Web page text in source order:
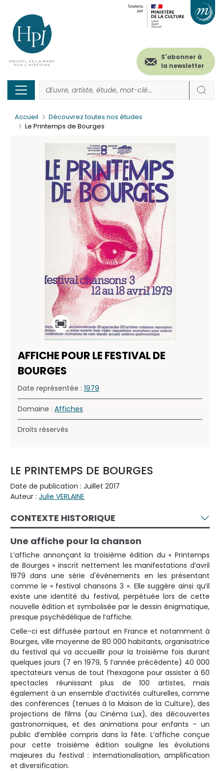
contenu
principal
Menu
secondaire
(header)
S'abonner à
la newsletter
Accueil
Découvrez toutes nos études
Le Printemps de Bourges
AFFICHE POUR LE FESTIVAL DE
BOURGES
Date représentée : 1979
Domaine : Affiches
Droits réservés
LE PRINTEMPS DE BOURGES
Date de publication : Juillet 2017
Auteur : Julie VERLAINE
CONTEXTE HISTORIQUE
Une affiche pour la chanson
L’affiche annonçant la troisième édition du « Printemps
de Bourges » inscrit nettement les manifestations d’avril
1979 dans une série d'événements en les présentant
comme le « festival chansons 3 ». Elle suggère ainsi qu’il
existe une identité du festival, perpétuée lors de cette
nouvelle édition et symbolisée par le dessin énigmatique,
presque psychédélique de l’affiche.
Celle-ci est diffusée partout en France et notamment à
Bourges, ville moyenne de 80 000 habitants, organisatrice
du festival qui va accueillir pour la troisième fois durant
quelques jours (7 en 1979, 5 l’année précédente) 40 000
spectateurs venus de tout l’hexagone pour assister à 60
spectacles réunissant plus de 100 artistes, mais
également à un ensemble d’activités culturelles, comme
des conférences (tenues à la Maison de la Culture), des
projections de films (au Cinéma Lux), des découvertes
gastronomiques, et des animations pour enfants – un
public d’emblée compris dans la fête. L’affiche conçue
pour cette troisième édition souligne les évolutions
majeures du festival : internationalisation, amplification
et diversification.